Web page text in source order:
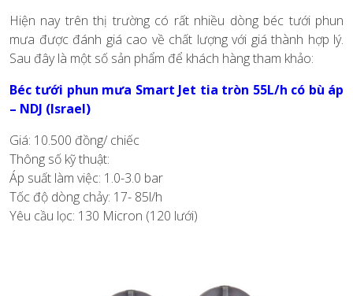
Hiện nay trên thị trường có rất nhiều dòng béc tưới phun
mưa được đánh giá cao về chất lượng với giá thành hợp lý.
Sau đây là một số sản phẩm để khách hàng tham khảo:
Béc tưới phun mưa Smart Jet tia tròn 55L/h có bù áp
– NDJ (Israel)
Giá: 10.500 đồng/ chiếc
Thông số kỹ thuật:
Áp suất làm việc: 1.0-3.0 bar
Tốc độ dòng chảy: 17- 85l/h
Yêu cầu lọc: 130 Micron (120 lưới)